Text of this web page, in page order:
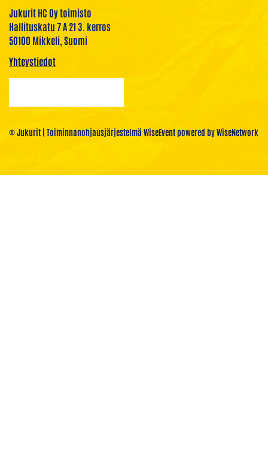
Jukurit HC Oy toimisto
Hallituskatu 7 A 21 3. kerros
50100 Mikkeli, Suomi
Yhteystiedot
© Jukurit | Toiminnanohjausjärjestelmä WiseEventpowered byWiseNetwork